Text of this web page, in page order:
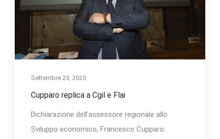
Settembre 23, 2025
Cupparo replica a Cgil e Flai
Dichiarazione dell’assessore regionale allo
Sviluppo economico, Francesco Cupparo: